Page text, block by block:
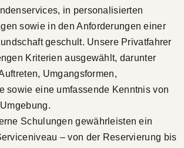
in personalisierten
sowie in den Anforderungen einer
geschult. Unsere Privatfahrer
Kriterien ausgewählt, darunter
Umgangsformen,
sowie eine umfassende Kenntnis von
Schulungen gewährleisten ein
– von der Reservierung bis